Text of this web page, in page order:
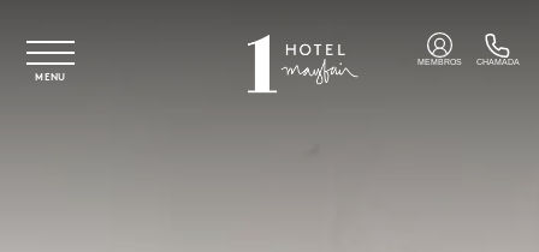
MENU
MEMBROS CHAMADA